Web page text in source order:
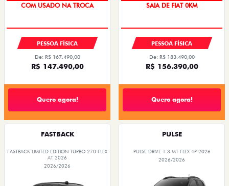
COM USADO NA TROCA
PESSOA FÍSICA
De: R$ 167.490,00
R$ 147.490,00
Quero agora!
SAIA DE FIAT 0KM
PESSOA FÍSICA
De: R$ 183.490,00
R$ 156.390,00
Quero agora!
FASTBACK
FASTBACK LIMITED EDITION TURBO 270 FLEX
AT 2026
2026/2026
PULSE
PULSE DRIVE 1.3 MT FLEX 4P 2026
2026/2026